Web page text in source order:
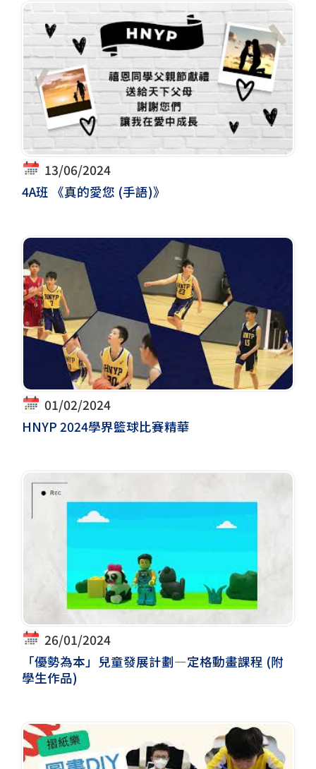
13/06/2024
4A班 《真的愛您 (手語)》
01/02/2024
HNYP 2024學界籃球比賽精華
26/01/2024
「優勢為本」兒童發展計劃―定格動畫課程 (附
學生作品)